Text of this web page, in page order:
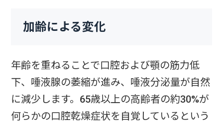
加齢による変化
年齢を重ねることで口腔および顎の筋力低
下、唾液腺の萎縮が進み、唾液分泌量が自然
に減少します。65歳以上の高齢者の約30%が
何らかの口腔乾燥症状を自覚しているという